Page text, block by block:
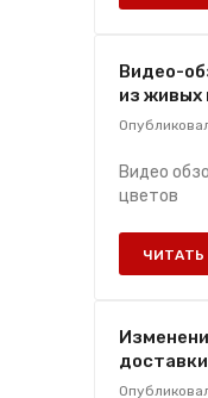
Видео-
из
Видео
цветов
ЧИТАТЬ